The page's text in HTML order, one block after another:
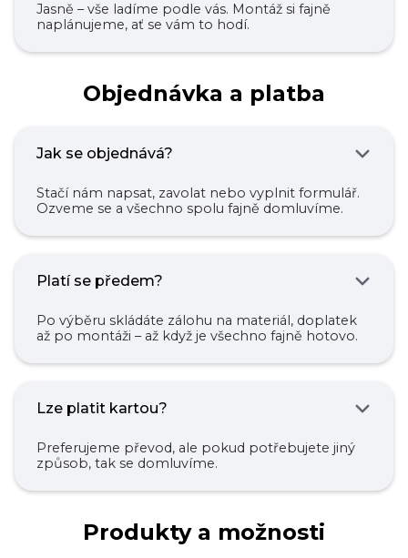
Jasně – vše ladíme podle vás. Montáž si fajně
naplánujeme, ať se vám to hodí.
Objednávka a platba
Jak se objednává?
Stačí nám napsat, zavolat nebo vyplnit formulář.
Ozveme se a všechno spolu fajně domluvíme.
Platí se předem?
Po výběru skládáte zálohu na materiál, doplatek
až po montáži – až když je všechno fajně hotovo.
Lze platit kartou?
Preferujeme převod, ale pokud potřebujete jiný
způsob, tak se domluvíme.
Produkty a možnosti